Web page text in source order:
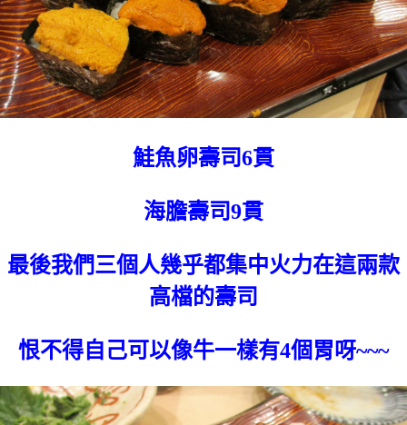
鮭魚卵壽司6貫
海膽壽司9貫
最後我們三個人幾乎都集中火力在這兩款
高檔的壽司
恨不得自己可以像牛一樣有4個胃呀~~~